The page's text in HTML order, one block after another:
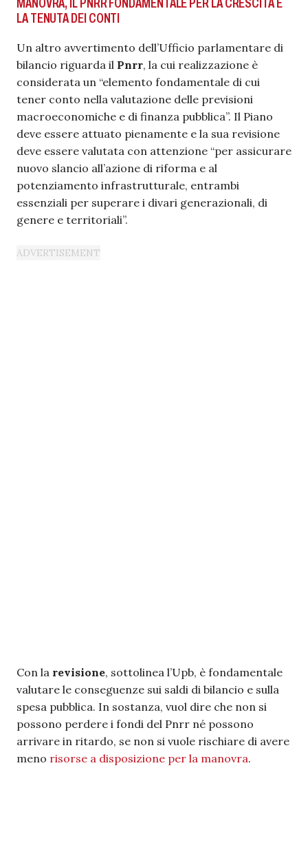
LA TENUTA DEI CONTI
Un altro avvertimento dell’Ufficio parlamentare di
bilancio riguarda il Pnrr, la cui realizzazione è
considerata un “elemento fondamentale di cui
tener conto nella valutazione delle previsioni
macroeconomiche e di finanza pubblica”. Il Piano
deve essere attuato pienamente e la sua revisione
deve essere valutata con attenzione “per assicurare
nuovo slancio all’azione di riforma e al
potenziamento infrastrutturale, entrambi
essenziali per superare i divari generazionali, di
genere e territoriali”.
Con la revisione, sottolinea l’Upb, è fondamentale
valutare le conseguenze sui saldi di bilancio e sulla
spesa pubblica. In sostanza, vuol dire che non si
possono perdere i fondi del Pnrr né possono
arrivare in ritardo, se non si vuole rischiare di avere
meno risorse a disposizione per la manovra.